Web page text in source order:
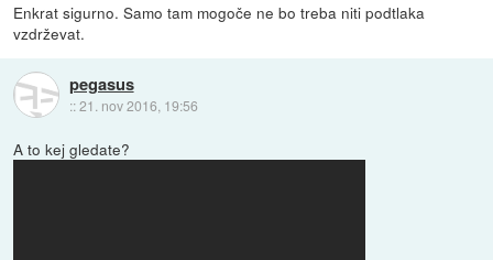
Enkrat sigurno. Samo tam mogoče ne bo treba niti podtlaka
vzdrževat.
pegasus
::21. nov 2016, 19:56
A to kej gledate?